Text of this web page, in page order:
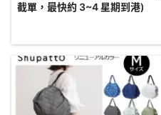
截單，最快約 3~4 星期到港)